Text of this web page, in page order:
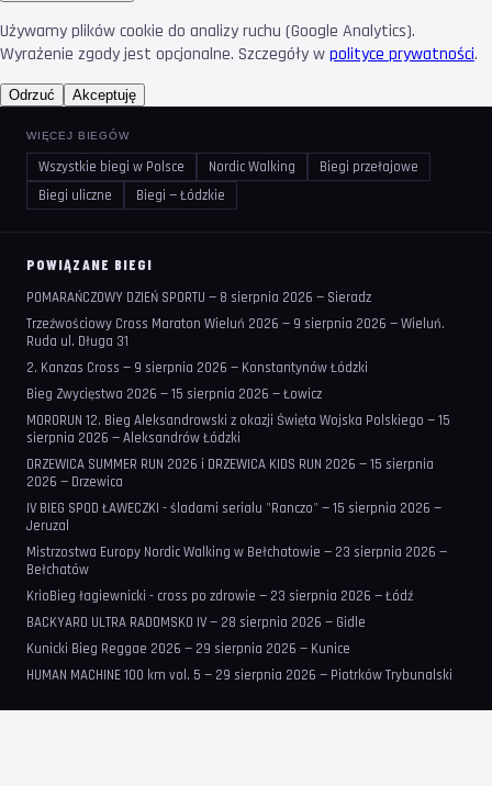
Używamy plików cookie do analizy ruchu (Google Analytics).
Wyrażenie zgody jest opcjonalne. Szczegóły wpolityce prywatności.
Odrzuć Akceptuję
WIĘCEJ BIEGÓW
Wszystkie biegi w Polsce Nordic Walking
Biegi przełajowe
Biegi uliczne
Biegi — Łódzkie
POWIĄZANE BIEGI
POMARAŃCZOWY DZIEŃ SPORTU — 8 sierpnia 2026 — Sieradz
Trzeźwościowy Cross Maraton Wieluń 2026 — 9 sierpnia 2026 — Wieluń.
Ruda ul. Długa 31
2. Kanzas Cross — 9 sierpnia 2026 — Konstantynów Łódzki
Bieg Zwycięstwa 2026 — 15 sierpnia 2026 — Łowicz
MORORUN 12. Bieg Aleksandrowski z okazji Święta Wojska Polskiego — 15
sierpnia 2026 — Aleksandrów Łódzki
DRZEWICA SUMMER RUN 2026 i DRZEWICA KIDS RUN 2026 — 15 sierpnia
2026 — Drzewica
IV BIEG SPOD ŁAWECZKI - śladami serialu "Ranczo" — 15 sierpnia 2026 —
Jeruzal
Mistrzostwa Europy Nordic Walking w Bełchatowie — 23 sierpnia 2026 —
Bełchatów
KrioBieg łagiewnicki - cross po zdrowie — 23 sierpnia 2026 — Łódź
BACKYARD ULTRA RADOMSKO IV — 28 sierpnia 2026 — Gidle
Kunicki Bieg Reggae 2026 — 29 sierpnia 2026 — Kunice
HUMAN MACHINE 100 km vol. 5 — 29 sierpnia 2026 — Piotrków Trybunalski